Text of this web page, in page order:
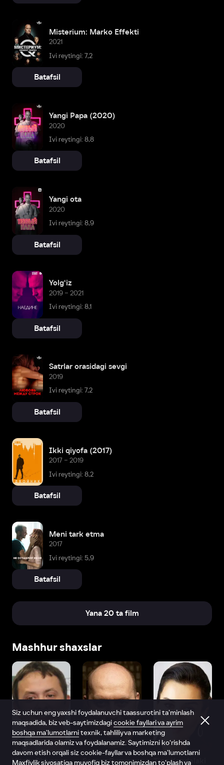
Misterium: Marko Effekti
2021
Ivi reytingi: 7,2
Batafsil
Yangi Papa (2020)
2020
Ivi reytingi: 8,8
Batafsil
Yangi ota
2020
Ivi reytingi: 8,9
Batafsil
Yolg‘iz
2019 – 2021
Ivi reytingi: 8,1
Batafsil
Satrlar orasidagi sevgi
2019
Ivi reytingi: 7,2
Batafsil
Ikki qiyofa (2017)
2017 – 2019
Ivi reytingi: 8,2
Batafsil
Meni tark etma
2017
Ivi reytingi: 5,9
Batafsil
Yana 20 ta film
Mashhur shaxslar
Vitaliy Shlyappo Sergey Burunov Tina Kandelaki
Siz uchun eng yaxshi foydalanuvchi taassurotini ta’minlash
maqsadida, biz veb-saytimizdagicookie fayllari va ayrim
boshqa ma’lumotlarnitexnik, tahliliy va marketing
maqsadlarida olamiz va foydalanamiz. Saytimizni ko‘rishda
davom etish orqali siz cookie-fayllar va boshqa ma’lumotlarni
Maxfiylik siyosatiga muvofiq biz tomonimizdan to‘plash va